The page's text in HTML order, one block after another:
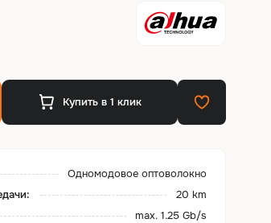
Купить в 1 клик
Одномодовое оптоволокно
20 km
max. 1.25 Gb/s